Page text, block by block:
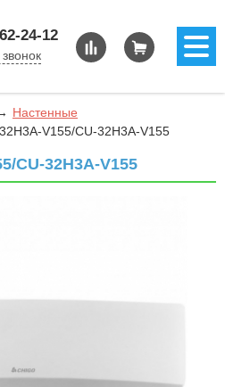
24-12
Настенные
V155/CU-32H3A-V155
CU-32H3A-V155